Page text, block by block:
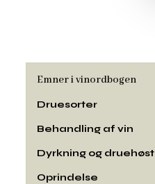
Emner i vinordbogen
Druesorter
Behandling af vin
Dyrkning og druehøst
Oprindelse